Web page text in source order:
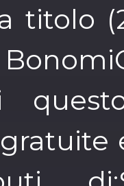
titolo